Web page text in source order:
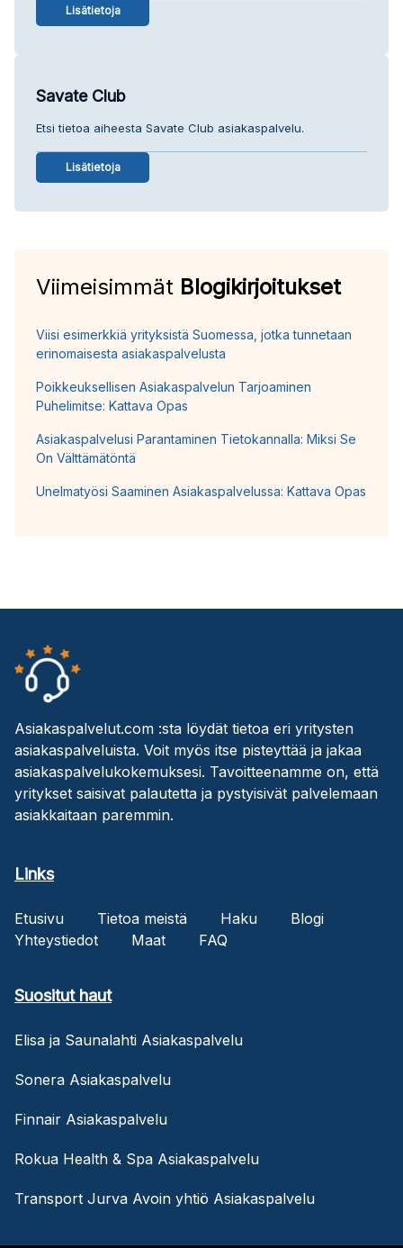
Lisätietoja
Savate Club
Etsi tietoa aiheesta Savate Club asiakaspalvelu.
Lisätietoja
Viimeisimmät Blogikirjoitukset
Viisi esimerkkiä yrityksistä Suomessa, jotka tunnetaan
erinomaisesta asiakaspalvelusta
Poikkeuksellisen Asiakaspalvelun Tarjoaminen
Puhelimitse: Kattava Opas
Asiakaspalvelusi Parantaminen Tietokannalla: Miksi Se
On Välttämätöntä
Unelmatyösi Saaminen Asiakaspalvelussa: Kattava Opas
Asiakaspalvelut.com :sta löydät tietoa eri yritysten
asiakaspalveluista. Voit myös itse pisteyttää ja jakaa
asiakaspalvelukokemuksesi. Tavoitteenamme on, että
yritykset saisivat palautetta ja pystyisivät palvelemaan
asiakkaitaan paremmin.
Links
Etusivu Tietoa meistä Haku
Blogi
Yhteystiedot
Maat FAQ
Suositut haut
Elisa ja Saunalahti Asiakaspalvelu
Sonera Asiakaspalvelu
Finnair Asiakaspalvelu
Rokua Health & Spa Asiakaspalvelu
Transport Jurva Avoin yhtiö Asiakaspalvelu